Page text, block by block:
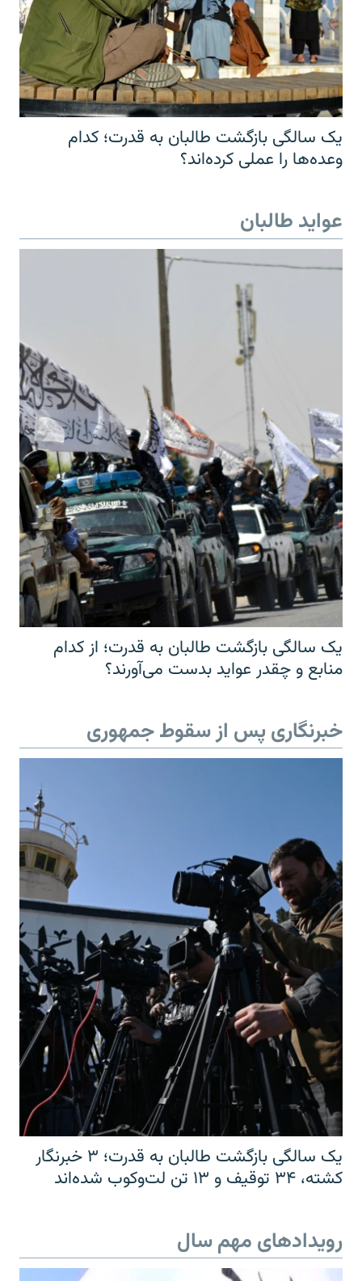
یک سالگی بازگشت طالبان به قدرت؛ کدام
وعده‌ها را عملی کرده‌اند؟
عواید طالبان
یک سالگی بازگشت طالبان به قدرت؛ از کدام
منابع و چقدر عواید بدست می‌آورند؟
خبرنگاری پس از سقوط جمهوری
یک سالگی بازگشت طالبان به قدرت؛ ۳ خبرنگار
کشته، ۳۴ توقیف و ۱۳ تن لت‌وکوب شده‌اند
رویدادهای مهم سال